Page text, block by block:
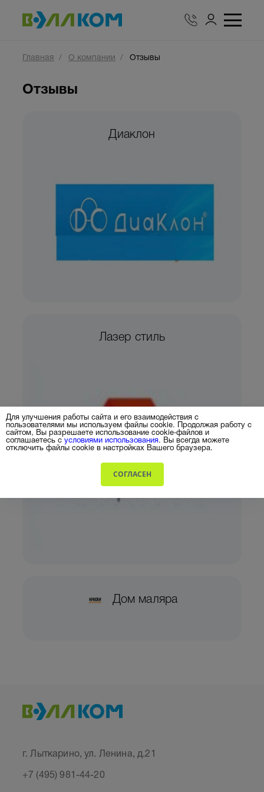
Главная О компании Отзывы
Отзывы
Диаклон
Лазер стиль
Дом маляра
г. Лыткарино, ул. Ленина, д.21
+7 (495) 981-44-20
Для улучшения работы сайта и его взаимодействия с
пользователями мы используем файлы cookie. Продолжая работу с
сайтом, Вы разрешаете использование cookie-файлов и
соглашаетесь сусловиями использования. Вы всегда можете
отключить файлы cookie в настройках Вашего браузера.
СОГЛАСЕН